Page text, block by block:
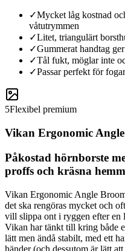
✓Mycket låg kostnad
våtutrymmen
✓Litet, triangulärt
✓Gummerat handtag
✓Tål fukt, möglar inte
✓Passar perfekt för
5Flexibel premium
Vikan Ergonomic
Påkostad hörnborste
proffs och kräsna
Vikan Ergonomic Angle
det ska rengöras mycket och
vill slippa ont i ryggen efter en
Vikan har tänkt till kring både
lätt men ändå stabilt, med ett
händer (och dessutom är lätt